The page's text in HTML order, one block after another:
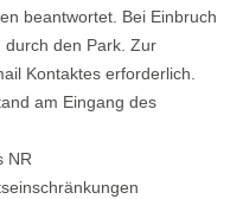
beantwortet. Bei Einbruch
den Park. Zur
Kontaktes erforderlich.
am Eingang des
NR